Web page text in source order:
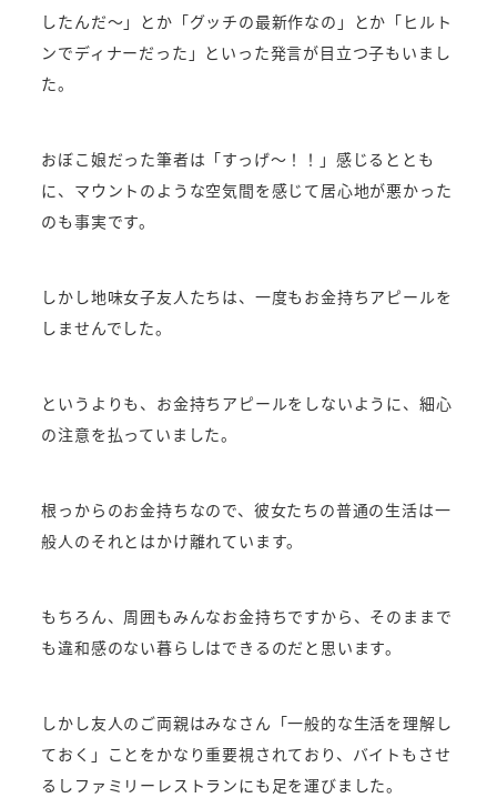
したんだ～」とか「グッチの最新作なの」とか「ヒルト
ンでディナーだった」といった発言が目立つ子もいまし
た。
おぼこ娘だった筆者は「すっげ～！！」感じるととも
に、マウントのような空気間を感じて居心地が悪かった
のも事実です。
しかし地味女子友人たちは、一度もお金持ちアピールを
しませんでした。
というよりも、お金持ちアピールをしないように、細心
の注意を払っていました。
根っからのお金持ちなので、彼女たちの普通の生活は一
般人のそれとはかけ離れています。
もちろん、周囲もみんなお金持ちですから、そのままで
も違和感のない暮らしはできるのだと思います。
しかし友人のご両親はみなさん「一般的な生活を理解し
ておく」ことをかなり重要視されており、バイトもさせ
るしファミリーレストランにも足を運びました。